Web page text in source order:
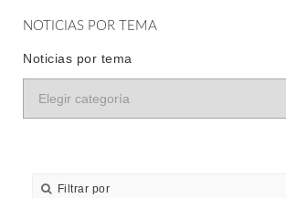
NOTICIAS POR TEMA
Noticias por tema
Filtrar por